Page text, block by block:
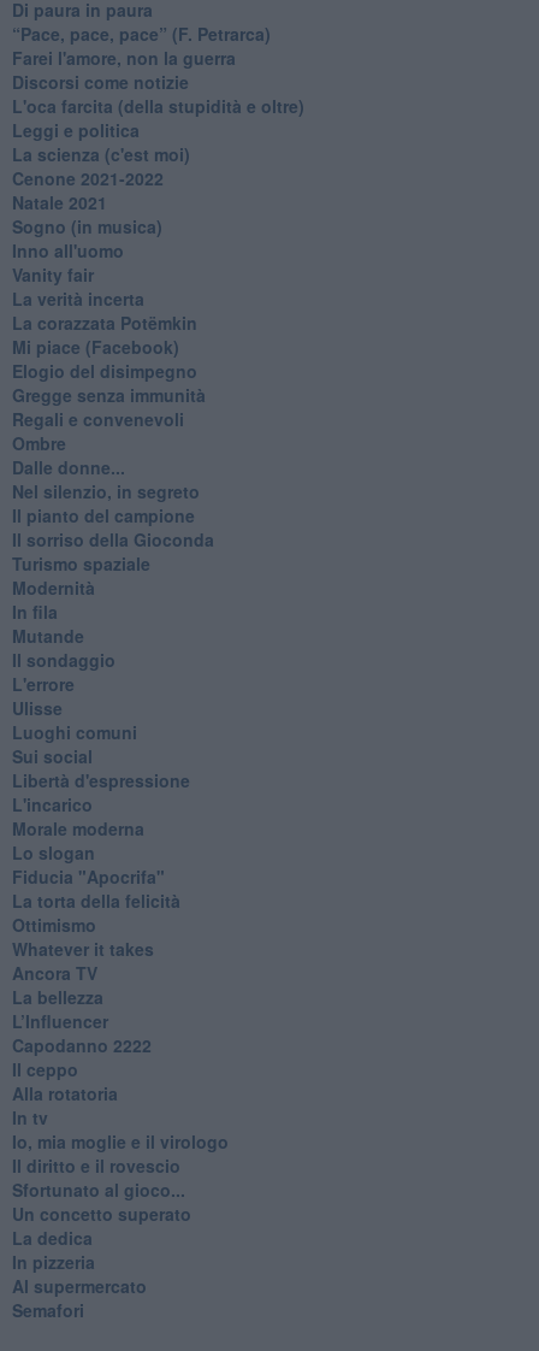
Di paura in paura
​“Pace, pace, pace” (F. Petrarca)
Farei l'amore, non la guerra
Discorsi come notizie
L'oca farcita (della stupidità e oltre)
Leggi e politica
La scienza (c'est moi)
Cenone 2021-2022
Natale 2021
Sogno (in musica)
Inno all'uomo
Vanity fair
La verità incerta
La corazzata Potëmkin
Mi piace (Facebook)
Elogio del disimpegno
Gregge senza immunità
Regali e convenevoli
Ombre
Dalle donne...
Nel silenzio, in segreto
Il pianto del campione
Il sorriso della Gioconda
Turismo spaziale
Modernità
In fila
Mutande
Il sondaggio
L'errore
Ulisse
Luoghi comuni
Sui social
Libertà d'espressione
L'incarico
Morale moderna
Lo slogan
Fiducia "Apocrifa"
La torta della felicità
Ottimismo
Whatever it takes
Ancora TV
La bellezza
L’Influencer
​Capodanno 2222
Il ceppo
Alla rotatoria
In tv
Io, mia moglie e il virologo
Il diritto e il rovescio
Sfortunato al gioco...
Un concetto superato
La dedica
In pizzeria
Al supermercato
Semafori